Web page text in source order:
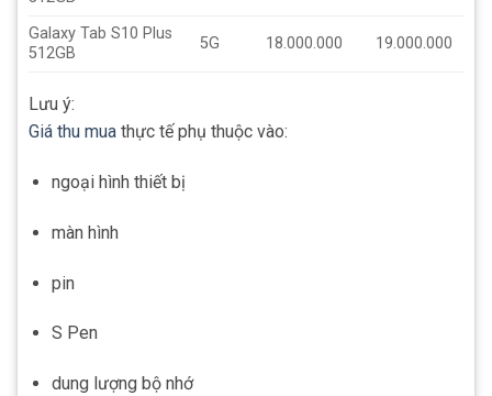
Galaxy Tab S10 Plus
512GB
5G 18.000.000 19.000.000
Lưu ý:
Giá thu mua thực tế phụ thuộc vào:
ngoại hình thiết bị
màn hình
pin
S Pen
dung lượng bộ nhớ